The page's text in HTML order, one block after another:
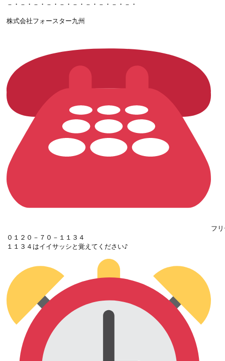
－・－・－・－・－・－・－・－・－・－・
フ
０１２０－７０－１１３４
１１３４はイイサッシと覚えてください♪